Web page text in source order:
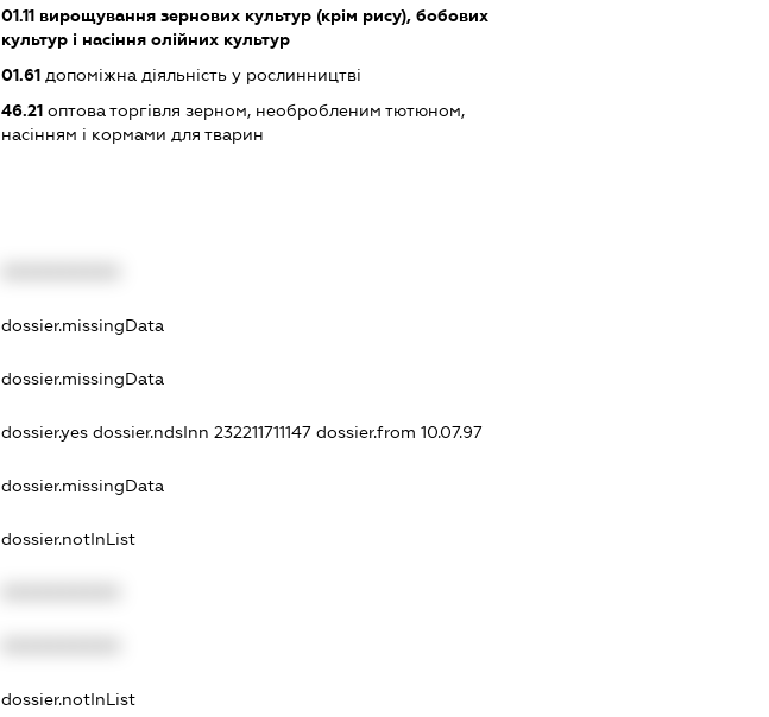
01.11 вирощування зернових культур (крім рису), бобових
культур і насіння олійних культур
01.61 допоміжна діяльність у рослинництві
46.21 оптова торгівля зерном, необробленим тютюном,
насінням і кормами для тварин
dossier.missingData
dossier.missingData
dossier.yesdossier.ndsInn 232211711147dossier.from 10.07.97
dossier.missingData
dossier.notInList
dossier.notInList